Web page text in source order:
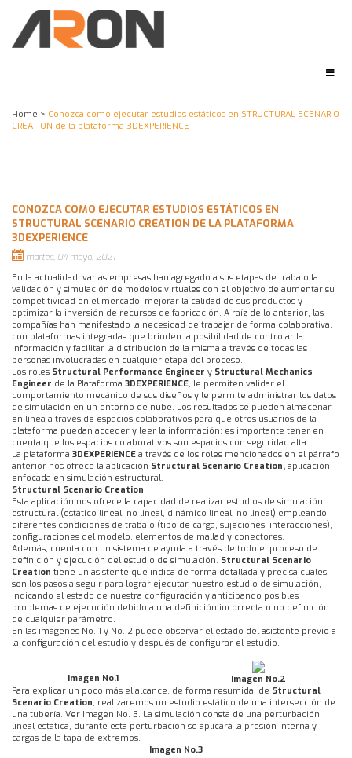
Home > Conozca como ejecutar estudios estáticos en STRUCTURAL SCENARIO
CREATION de la plataforma 3DEXPERIENCE
CONOZCA COMO EJECUTAR ESTUDIOS ESTÁTICOS EN
STRUCTURAL SCENARIO CREATION DE LA PLATAFORMA
3DEXPERIENCE
martes, 04 mayo, 2021
En la actualidad, varias empresas han agregado a sus etapas de trabajo la
validación y simulación de modelos virtuales con el objetivo de aumentar su
competitividad en el mercado, mejorar la calidad de sus productos y
optimizar la inversión de recursos de fabricación. A raíz de lo anterior, las
compañías han manifestado la necesidad de trabajar de forma colaborativa,
con plataformas integradas que brinden la posibilidad de controlar la
información y facilitar la distribución de la misma a través de todas las
personas involucradas en cualquier etapa del proceso.
Los roles Structural Performance Engineer y Structural Mechanics
Engineer de la Plataforma 3DEXPERIENCE, le permiten validar el
comportamiento mecánico de sus diseños y le permite administrar los datos
de simulación en un entorno de nube. Los resultados se pueden almacenar
en línea a través de espacios colaborativos para que otros usuarios de la
plataforma puedan acceder y leer la información; es importante tener en
cuenta que los espacios colaborativos son espacios con seguridad alta.
La plataforma 3DEXPERIENCE a través de los roles mencionados en el párrafo
anterior nos ofrece la aplicación Structural Scenario Creation, aplicación
enfocada en simulación estructural.
Structural Scenario Creation
Esta aplicación nos ofrece la capacidad de realizar estudios de simulación
estructural (estático lineal, no lineal, dinámico lineal, no lineal) empleando
diferentes condiciones de trabajo (tipo de carga, sujeciones, interacciones),
configuraciones del modelo, elementos de mallad y conectores.
Además, cuenta con un sistema de ayuda a través de todo el proceso de
definición y ejecución del estudio de simulación. Structural Scenario
Creation tiene un asistente que indica de forma detallada y precisa cuales
son los pasos a seguir para lograr ejecutar nuestro estudio de simulación,
indicando el estado de nuestra configuración y anticipando posibles
problemas de ejecución debido a una definición incorrecta o no definición
de cualquier parámetro.
En las imágenes No. 1 y No. 2 puede observar el estado del asistente previo a
la configuración del estudio y después de configurar el estudio.
Imagen No.1
Imagen No.2
Para explicar un poco más el alcance, de forma resumida, de Structural
Scenario Creation, realizaremos un estudio estático de una intersección de
una tubería. Ver Imagen No. 3. La simulación consta de una perturbación
lineal estática, durante esta perturbación se aplicará la presión interna y
cargas de la tapa de extremos.
Imagen No.3